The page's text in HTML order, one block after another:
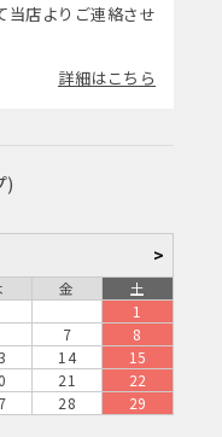
店よりご連絡させ
詳細はこちら
)
>
金
土
1
7
8
14
15
21
22
28
29